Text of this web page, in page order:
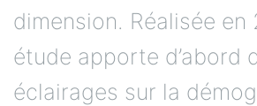
dimension. Réalisée
étude apporte d’abord
éclairages sur la